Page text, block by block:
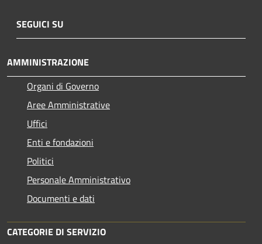
SEGUICI SU
AMMINISTRAZIONE
Organi di Governo
Aree Amministrative
Uffici
Enti e fondazioni
Politici
Personale Amministrativo
Documenti e dati
CATEGORIE DI SERVIZIO